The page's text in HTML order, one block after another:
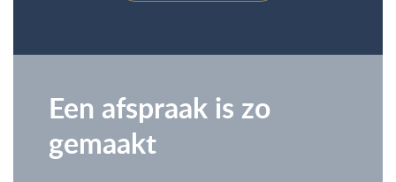
Een afspraak is zo
gemaakt